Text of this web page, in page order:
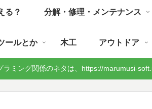
る？ 分解・修理・メンテナンス
ールとか 木工 アウトドア
ラミング関係のネタは、https://marumusi-